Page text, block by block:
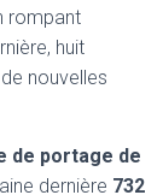
rompant
huit
nouvelles
de portage de
dernière 732